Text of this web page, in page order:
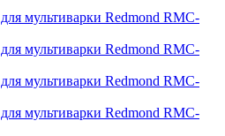
мультиварки Redmond RMC-
мультиварки Redmond RMC-
мультиварки Redmond RMC-
мультиварки Redmond RMC-